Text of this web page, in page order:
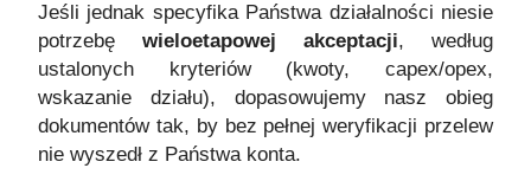
Jeśli jednak specyfika Państwa działalności niesie
potrzebę
wieloetapowej akceptacji, według
ustalonych kryteriów (kwoty, capex/opex,
wskazanie działu), dopasowujemy nasz obieg
dokumentów tak, by bez pełnej weryfikacji przelew
nie wyszedł z Państwa konta.